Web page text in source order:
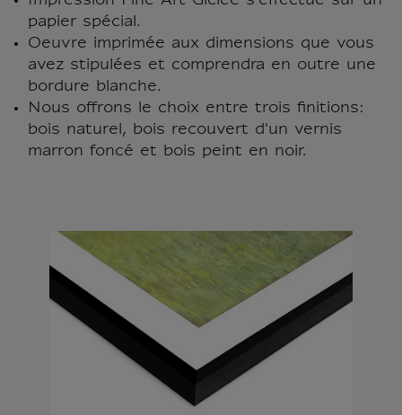
papier spécial.
Oeuvre imprimée aux dimensions que vous
avez stipulées et comprendra en outre une
bordure blanche.
Nous offrons le choix entre trois finitions:
bois naturel, bois recouvert d'un vernis
marron foncé et bois peint en noir.